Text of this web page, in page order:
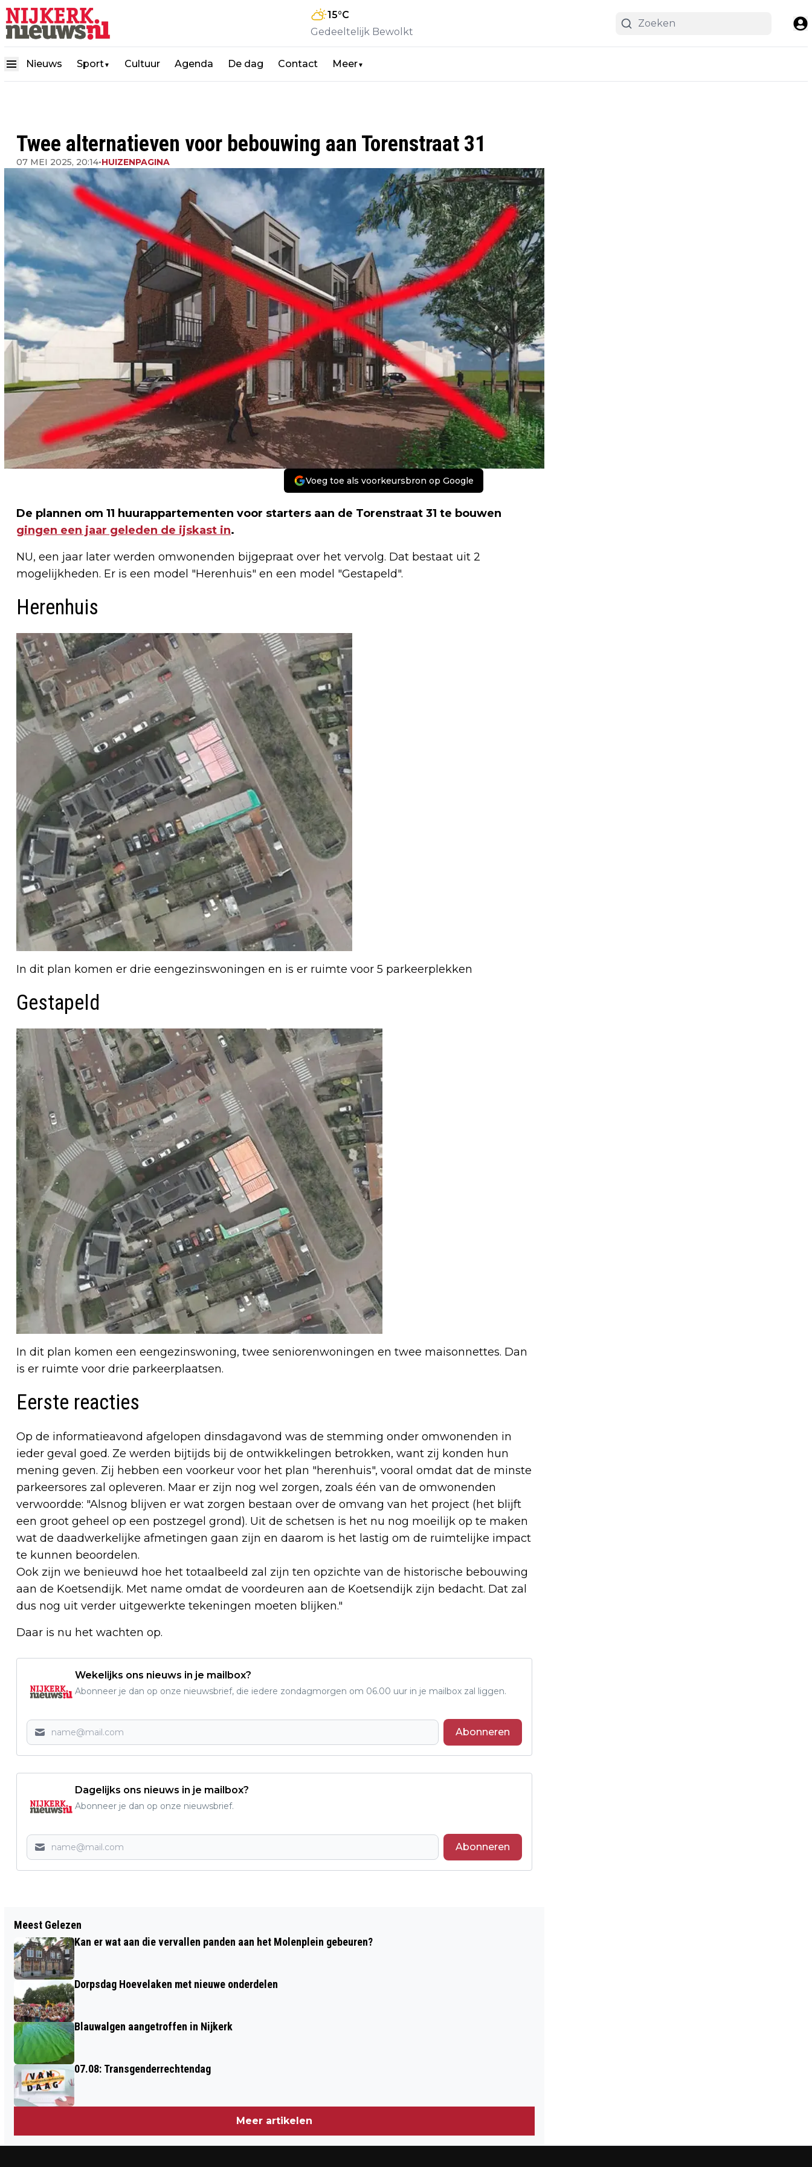
15°C
Gedeeltelijk Bewolkt
Nieuws Sport▼ Cultuur Agenda De dag Contact Meer▼
Twee alternatieven voor bebouwing aan Torenstraat 31
07 MEI 2025, 20:14•HUIZENPAGINA
Voeg toe als voorkeursbron op Google
De plannen om 11 huurappartementen voor starters aan de Torenstraat 31 te bouwen
gingen een jaar geleden de ijskast in.
NU, een jaar later werden omwonenden bijgepraat over het vervolg. Dat bestaat uit 2
mogelijkheden. Er is een model "Herenhuis" en een model "Gestapeld".
Herenhuis
In dit plan komen er drie eengezinswoningen en is er ruimte voor 5 parkeerplekken
Gestapeld
In dit plan komen een eengezinswoning, twee seniorenwoningen en twee maisonnettes. Dan
is er ruimte voor drie parkeerplaatsen.
Eerste reacties
Op de informatieavond afgelopen dinsdagavond was de stemming onder omwonenden in
ieder geval goed. Ze werden bijtijds bij de ontwikkelingen betrokken, want zij konden hun
mening geven. Zij hebben een voorkeur voor het plan "herenhuis", vooral omdat dat de minste
parkeersores zal opleveren. Maar er zijn nog wel zorgen, zoals één van de omwonenden
verwoordde: "Alsnog blijven er wat zorgen bestaan over de omvang van het project (het blijft
een groot geheel op een postzegel grond). Uit de schetsen is het nu nog moeilijk op te maken
wat de daadwerkelijke afmetingen gaan zijn en daarom is het lastig om de ruimtelijke impact
te kunnen beoordelen.
Ook zijn we benieuwd hoe het totaalbeeld zal zijn ten opzichte van de historische bebouwing
aan de Koetsendijk. Met name omdat de voordeuren aan de Koetsendijk zijn bedacht. Dat zal
dus nog uit verder uitgewerkte tekeningen moeten blijken."
Daar is nu het wachten op.
Wekelijks ons nieuws in je mailbox?
Abonneer je dan op onze nieuwsbrief, die iedere zondagmorgen om 06.00 uur in je mailbox zal liggen.
Abonneren
Dagelijks ons nieuws in je mailbox?
Abonneer je dan op onze nieuwsbrief.
Abonneren
MEERDERE AVOND- EN
NACHTAFSLUITINGEN A28 NIJKERK –
VATHORST IN HET VERSCHIET
WACHTTIJDEN WMO-HULP
Meest Gelezen
Kan er wat aan die vervallen panden aan het Molenplein gebeuren?
Dorpsdag Hoevelaken met nieuwe onderdelen
Blauwalgen aangetroffen in Nijkerk
07.08: Transgenderrechtendag
Meer artikelen